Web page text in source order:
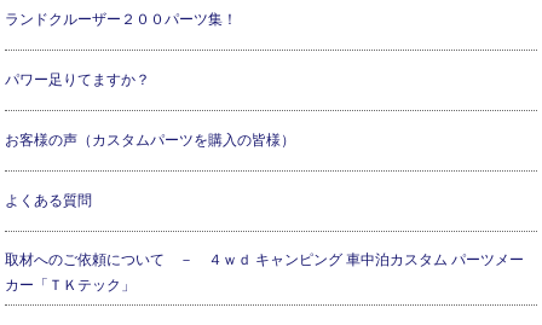
ランドクルーザー２００パーツ集！
パワー足りてますか？
お客様の声（カスタムパーツを購入の皆様）
よくある質問
取材へのご依頼について － ４ｗｄ キャンピング 車中泊カスタム パーツメー
カー「ＴＫテック」